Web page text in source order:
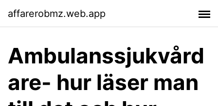
affarerobmz.web.app
Ambulanssjukvård
are- hur läser man